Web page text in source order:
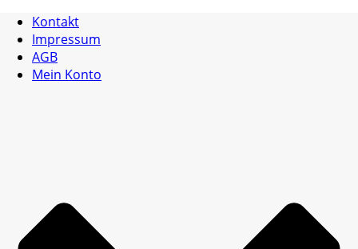
Kontakt
Impressum
AGB
Mein Konto